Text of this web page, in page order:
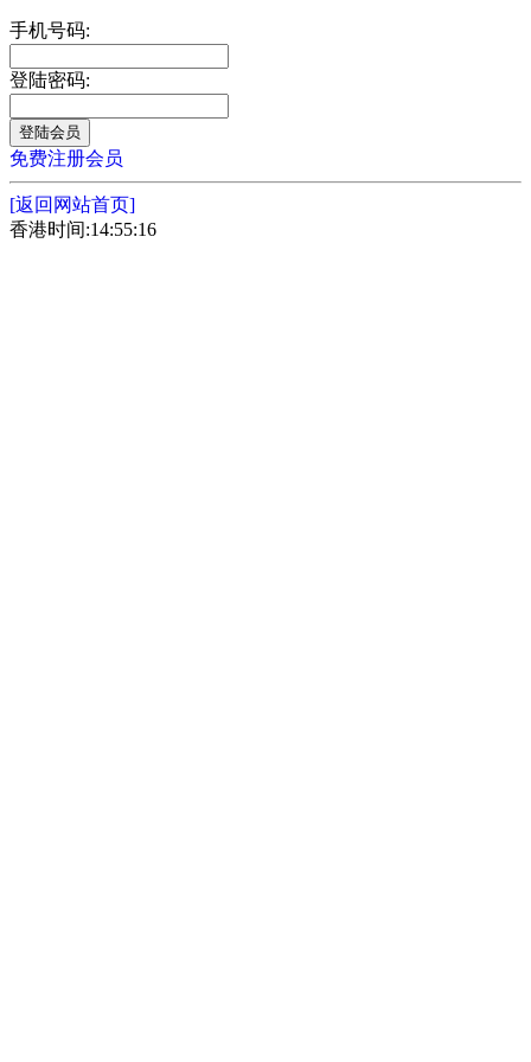
手机号码:
登陆密码:
免费注册会员
[返回网站首页]
香港时间:14:55:16